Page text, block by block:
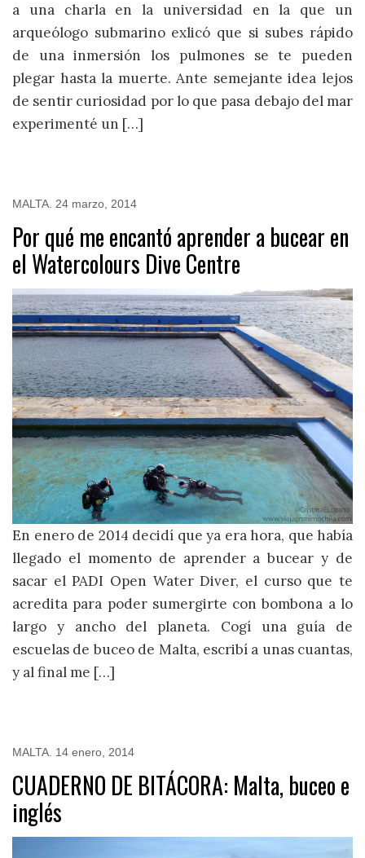
a una charla en la universidad en la que un
arqueólogo submarino exlicó que si subes rápido
de una inmersión los pulmones se te pueden
plegar hasta la muerte. Ante semejante idea lejos
de sentir curiosidad por lo que pasa debajo del mar
experimenté un […]
MALTA 24 marzo, 2014
Por qué me encantó aprender a bucear en
el Watercolours Dive Centre
En enero de 2014 decidí que ya era hora, que había
llegado el momento de aprender a bucear y de
sacar el PADI Open Water Diver, el curso que te
acredita para poder sumergirte con bombona a lo
largo y ancho del planeta. Cogí una guía de
escuelas de buceo de Malta, escribí a unas cuantas,
y al final me […]
MALTA 14 enero, 2014
CUADERNO DE BITÁCORA: Malta, buceo e
inglés